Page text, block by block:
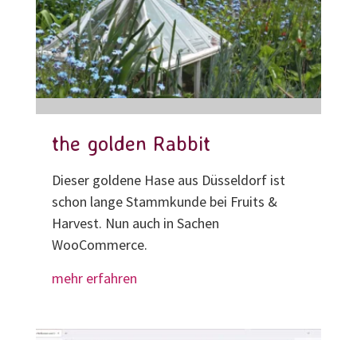
the golden Rabbit
Dieser goldene Hase aus Düsseldorf ist
schon lange Stammkunde bei Fruits &
Harvest. Nun auch in Sachen
WooCommerce.
mehr erfahren